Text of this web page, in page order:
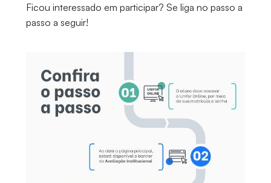
Ficou interessado em participar? Se liga no passo a
passo a seguir!